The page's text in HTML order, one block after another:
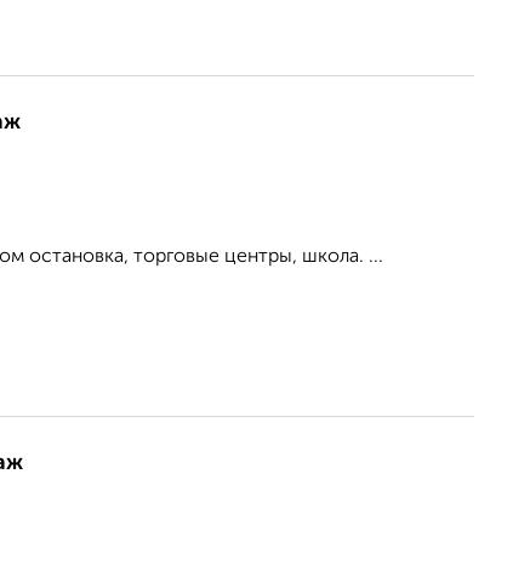
остановка, торговые центры, школа. ...